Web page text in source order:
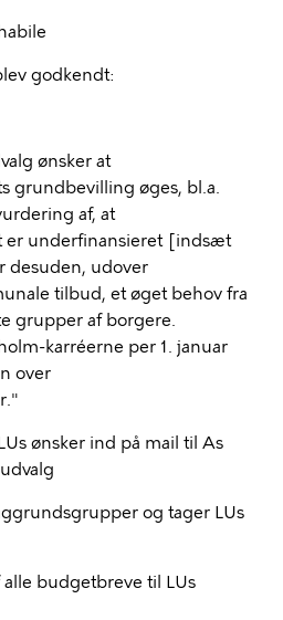
godkendt:
ønsker at
grundbevilling øges, bl.a.
af, at
er underfinansieret [indsæt
desuden, udover
tilbud, et øget behov fra
grupper af borgere.
karréerne per 1. januar
over
ønsker ind på mail til As
og tager LUs
budgetbreve til LUs